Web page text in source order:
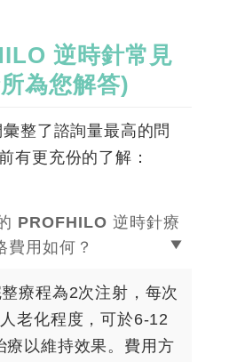
逆時針常見
為您解答)
整了諮詢量最高的問
有更充份的了解：
PROFHILO 逆時針療
費用如何？
療程為2次注射，每次
老化程度，可於6-12
療以維持效果。費用方